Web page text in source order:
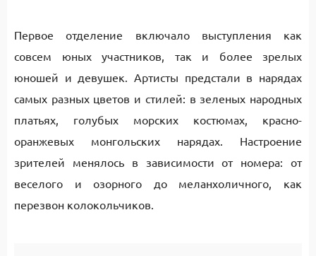
Первое отделение включало выступления как
совсем юных участников, так и более зрелых
юношей и девушек. Артисты предстали в нарядах
самых разных цветов и стилей: в зеленых народных
платьях, голубых морских костюмах, красно-
оранжевых монгольских нарядах. Настроение
зрителей менялось в зависимости от номера: от
веселого и озорного до меланхоличного, как
перезвон колокольчиков.